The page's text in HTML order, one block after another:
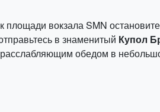
вокзала SMN
в знаменитый Купол
обедом в